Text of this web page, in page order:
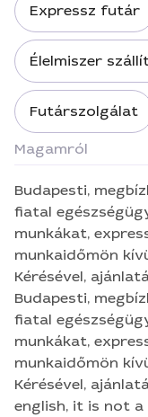
Expressz futár
Élelmiszer
Futárszolgálat
Magamról
Budapesti,
fiatal
munkákat,
munkaidőmön
Kérésével,
english, it is not
knowledge of
Budapesti,
fiatal
munkákat,
munkaidőmön
Kérésével,
english, it is not